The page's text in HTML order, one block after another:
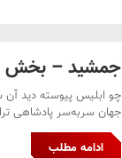
جمشید – بخش ۳
چو ابلیس پیوسته دید آن
جهان سربه‌سر پادشاهی
ادامه مطلب